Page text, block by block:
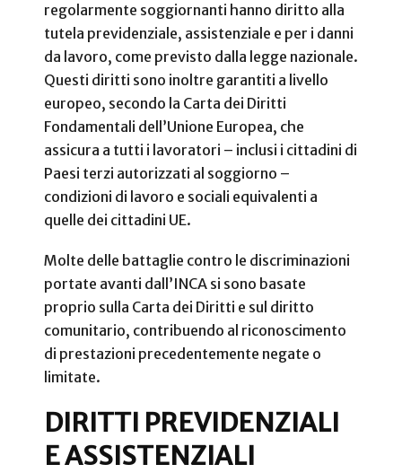
regolarmente soggiornanti hanno diritto alla
tutela previdenziale, assistenziale e per i danni
da lavoro, come previsto dalla legge nazionale.
Questi diritti sono inoltre garantiti a livello
europeo, secondo la Carta dei Diritti
Fondamentali dell’Unione Europea, che
assicura a tutti i lavoratori – inclusi i cittadini di
Paesi terzi autorizzati al soggiorno –
condizioni di lavoro e sociali equivalenti a
quelle dei cittadini UE.
Molte delle battaglie contro le discriminazioni
portate avanti dall’INCA si sono basate
proprio sulla Carta dei Diritti e sul diritto
comunitario, contribuendo al riconoscimento
di prestazioni precedentemente negate o
limitate.
DIRITTI PREVIDENZIALI
E ASSISTENZIALI